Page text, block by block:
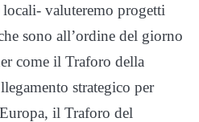
valuteremo progetti
sono all’ordine del giorno
come il Traforo della
strategico per
il Traforo del